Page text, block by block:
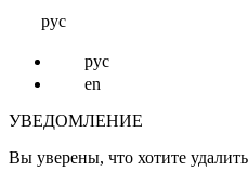
рус
рус
en
УВЕДОМЛЕНИЕ
Вы уверены, что хотите